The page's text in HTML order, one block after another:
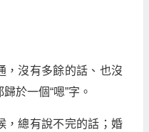
，沒有多餘的話、也沒
於一個“嗯”字。
，總有說不完的話；婚